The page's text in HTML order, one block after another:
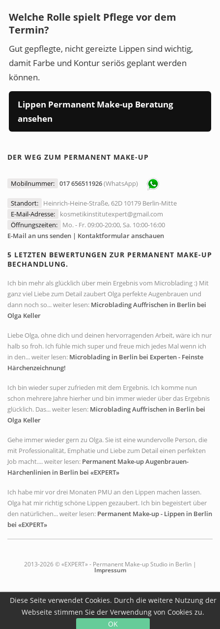
Diese Seite verwendet Cookies. Durch die weitere Nutzung der
Webseite stimmen Sie der Verwendung von Cookies zu.
OK
Welche Rolle spielt Pflege vor dem
Termin?
Gut gepflegte, nicht gereizte Lippen sind wichtig,
damit Farbe und Kontur seriös geplant werden
können.
Lippen Permanent Make-up Beratung
ansehen
DER WEG ZUM PERMANENT MAKE-UP
Mobilnummer: 017 656511926(WhatsApp)
Standort:
Heinrich-Heine-Straße, 62D 10179 Berlin-Mitte
E-Mail-Adresse:
kosmetikinstitutexpert@gmail.com
Öffnungszeiten:
Mo. - Fr. 09:00-20:00, Sa. 10:00-16:00
E-Mail an uns senden | Kontaktformular anschauen
5 LETZTEN BEWERTUNGEN ZUR PERMANENT MAKE-UP
BECHANDLUNG.
Ich bin mehr als glücklich über mein Ergebnis vom Microblading :) Mit
ganz viel Liebe zum Detail zaubert Olga perfekte Augenbrauen und
dann noch so... weiter lesen: Microblading Auffrischen in Berlin bei
Olga Keller
Liebe Olga, ohne dich und deinen hervorragenden Arbeit, wäre ich nur
halb so froh. Ich fühle mich super und freue mich jedes Mal wenn ich
in den... weiter lesen: Microblading in Berlin bei Experten - Feinste
Härchenzeichnung!
Ich bin wieder super zufrieden mit dem Ergebnis. Ich komme nun
schon mehrere Jahre hierher und bin immer wieder über das Ergebnis
glücklich. Das... weiter lesen: Microblading Auffrischen in Berlin bei
Olga Keller
Gehe immer wieder gern zu Olga. Sie ist eine wundervolle Person, die
mit Professionalität, Emphatie und Liebe zum Detail einen perfekten
Job macht.... weiter lesen: Permanent Make-up Augenbrauen-
Härchenlinien in Berlin bei «EXPERT»
Ich habe mir vor drei Monaten PMU an den Lippen machen lassen.
Olga hat mir richtig schöne Lippen gezaubert. Ich bin begeistert über
den natürlichen... weiter lesen: Permanent Make-up - Lippen in Berlin
bei «EXPERT»
2013-2026 © «EXPERT» - Permanent Make-up Studio in Berlin |
Impressum